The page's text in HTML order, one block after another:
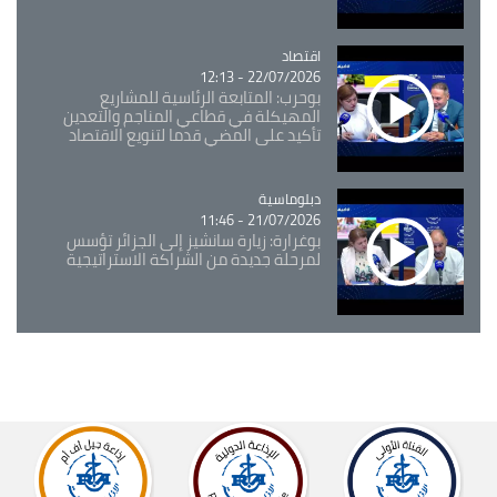
Catégorie
اقتصاد
22/07/2026 - 12:13
بوحرب: المتابعة الرئاسية للمشاريع
المهيكلة في قطاعي المناجم والتعدين
تأكيد على المضي قدما لتنويع الاقتصاد
Catégorie
دبلوماسية
21/07/2026 - 11:46
بوغرارة: زيارة سانشيز إلى الجزائر تؤسس
لمرحلة جديدة من الشراكة الاستراتيجية